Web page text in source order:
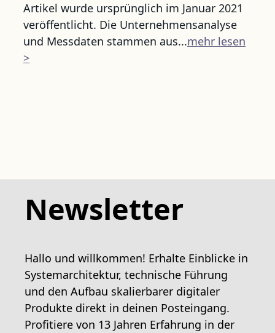
Artikel wurde ursprünglich im Januar 2021
veröffentlicht. Die Unternehmensanalyse
und Messdaten stammen aus...mehr lesen
>
Newsletter
Hallo und willkommen! Erhalte Einblicke in
Systemarchitektur, technische Führung
und den Aufbau skalierbarer digitaler
Produkte direkt in deinen Posteingang.
Profitiere von 13 Jahren Erfahrung in der